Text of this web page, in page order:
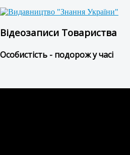
Відеозаписи Товариства
Особистість - подорож у часі